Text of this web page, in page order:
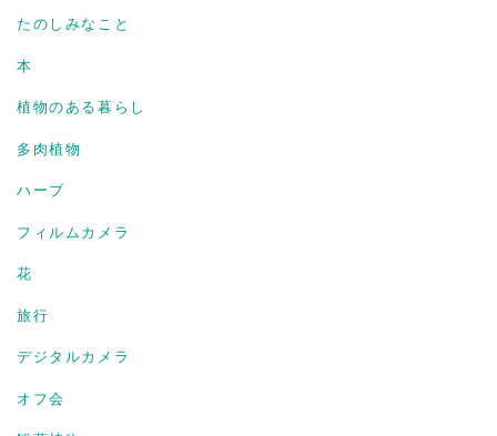
たのしみなこと
本
植物のある暮らし
多肉植物
ハーブ
フィルムカメラ
花
旅行
デジタルカメラ
オフ会